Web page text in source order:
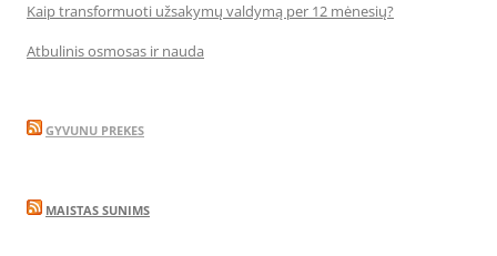
Kaip transformuoti užsakymų valdymą per 12 mėnesių?
Atbulinis osmosas ir nauda
GYVUNU PREKES
MAISTAS SUNIMS